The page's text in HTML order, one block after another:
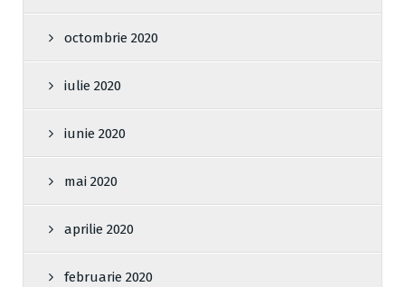
octombrie 2020
iulie 2020
iunie 2020
mai 2020
aprilie 2020
februarie 2020